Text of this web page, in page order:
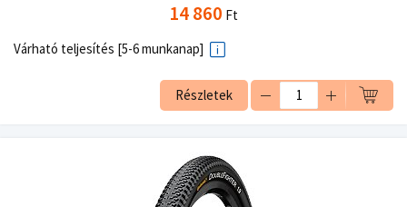
14 860 Ft
Várható teljesítés [5-6 munkanap]
Részletek